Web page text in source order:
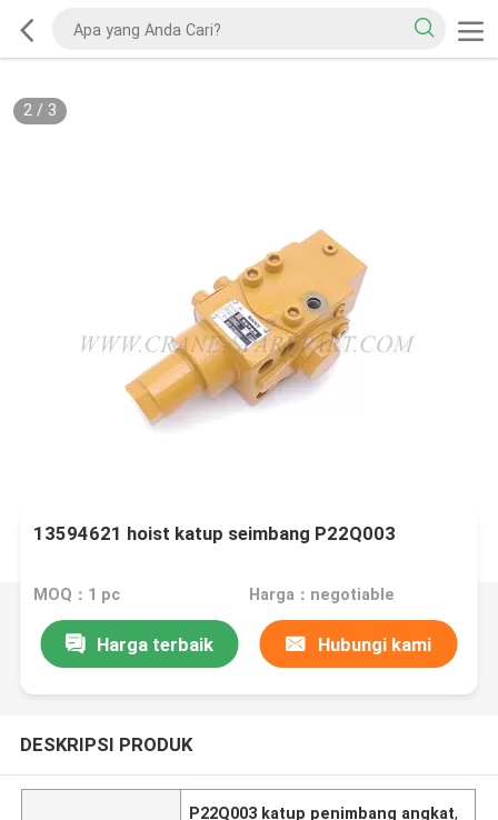
2/ 3
13594621 hoist katup seimbang P22Q003
MOQ：1 pc Harga：negotiable
Harga terbaik Hubungi kami
DESKRIPSI PRODUK
P22Q003 katup penimbang angkat,